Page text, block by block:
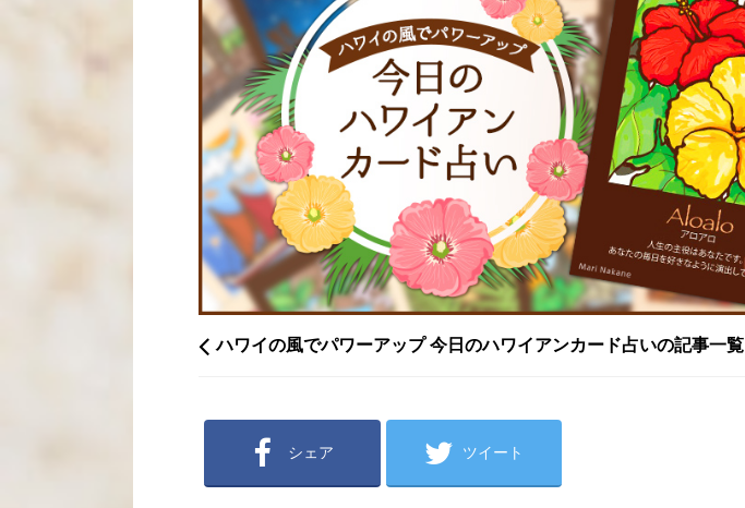
ハワイの風でパワーアップ 今日のハワイアンカード占いの記事一覧
シェア ツイート